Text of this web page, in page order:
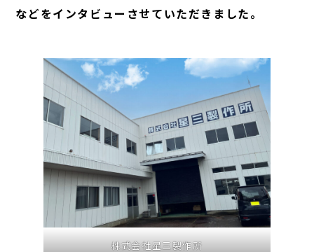
などをインタビューさせていただきました。
株式会社星三製作所